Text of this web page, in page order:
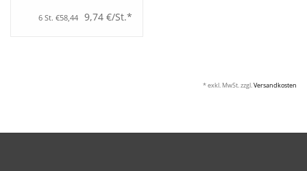
6 St. €58,44 9,74 €/St.*
* exkl. MwSt. zzgl.Versandkosten